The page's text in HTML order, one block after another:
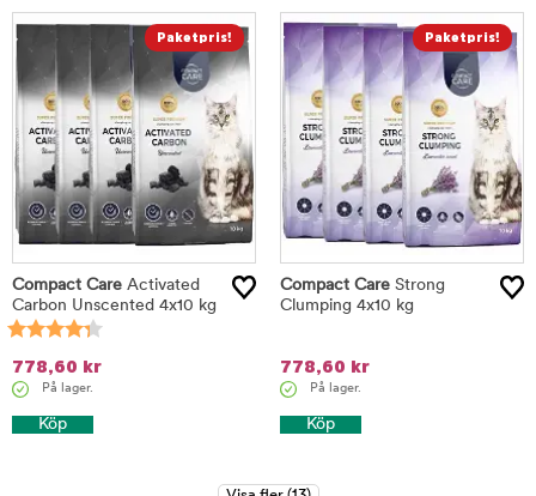
Compact Care Activated
Carbon Unscented 4x10 kg
778,60 kr
På lager.
Köp
Compact Care Strong
Clumping 4x10 kg
778,60 kr
På lager.
Köp